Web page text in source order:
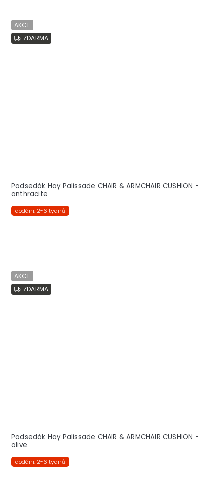
AKCE
ZDARMA
Podsedák Hay Palissade CHAIR & ARMCHAIR CUSHION -
anthracite
dodání: 2-6 týdnů
AKCE
ZDARMA
Podsedák Hay Palissade CHAIR & ARMCHAIR CUSHION -
olive
dodání: 2-6 týdnů